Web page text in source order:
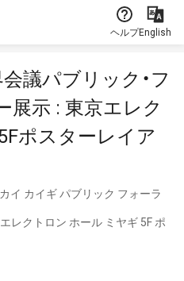
ヘルプEnglish
議パブリック・フ
展示 : 東京エレク
ポスターレイア
イ カイギ パブリック フォーラ
レクトロン ホール ミヤギ 5F ポ